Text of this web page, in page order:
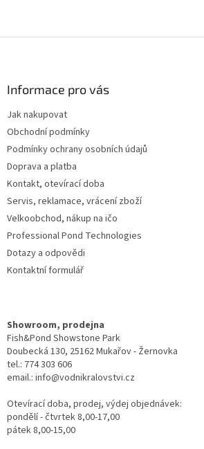
Informace pro vás
Jak nakupovat
Obchodní podmínky
Podmínky ochrany osobních údajů
Doprava a platba
Kontakt, otevírací doba
Servis, reklamace, vrácení zboží
Velkoobchod, nákup na ičo
Professional Pond Technologies
Dotazy a odpovědi
Kontaktní formulář
Showroom, prodejna
Fish&Pond Showstone Park
Doubecká 130, 25162 Mukařov - Žernovka
tel.: 774 303 606
email.: info@vodnikralovstvi.cz
Otevírací doba, prodej, výdej objednávek:
pondělí - čtvrtek 8,00-17,00
pátek 8,00-15,00